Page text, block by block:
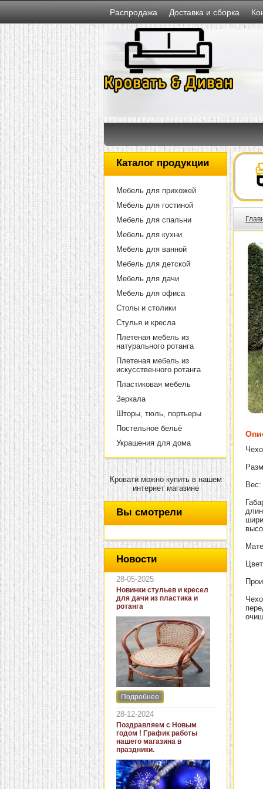
Распродажа Доставка и сборка
Каталог продукции
Мебель для прихожей
Мебель для гостиной
Мебель для спальни
Мебель для кухни
Мебель для ванной
Мебель для детской
Мебель для дачи
Мебель для офиса
Столы и столики
Стулья и кресла
Плетеная мебель из
натурального ротанга
Плетеная мебель из
искусственного ротанга
Пластиковая мебель
Зеркала
Шторы, тюль, портьеры
Постельное бельё
Украшения для дома
Кровати можно купить в нашем
интернет магазине
Вы смотрели
Новости
28-05-2025
Новинки стульев и кресел
для дачи из пластика и
ротанга
Интернет-магазин "Кровать
и диван" представляет
новинки стульев и кресел
для дачи. В ассортименте
представлены как
бюджетные модели из
пластика для дачи, так и
кресла для загородных
домов из натурального и
искусственного ротанга.
Подробнее
28-12-2024
Поздравляем с Новым
годом ! График работы
нашего магазина в
праздники.
Вес: